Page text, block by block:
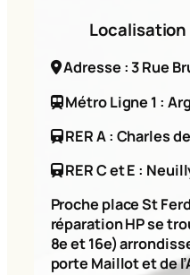
Adresse : 3 Rue
Métro Ligne 1 :
RER A : Charles
RER C et E :
Proche place St
réparation HP se
8e et 16e)
porte Maillot et de